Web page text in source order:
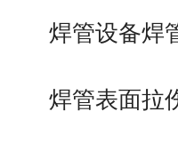
焊管设备焊
焊管表面拉